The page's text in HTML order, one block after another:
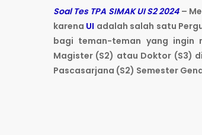
Soal Tes TPA SIMAK UI S2 2024–
karena UI adalah salah satu
bagi teman-teman yang ingin
Magister (S2) atau Doktor (S3)
Pascasarjana (S2) Semester